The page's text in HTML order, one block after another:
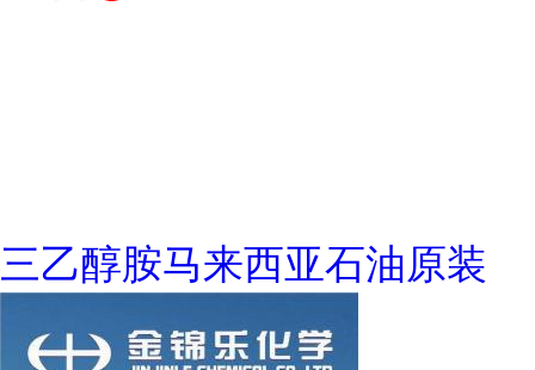
三乙醇胺马来西亚石油原装